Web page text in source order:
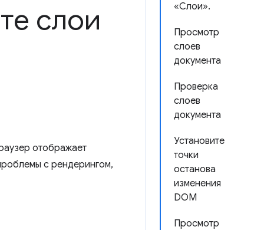
«Слои».
Просмотр
слоев
документа
Проверка
слоев
документа
Установите
точки
останова
изменения
DOM
Просмотр
слои
отображает
с рендерингом,